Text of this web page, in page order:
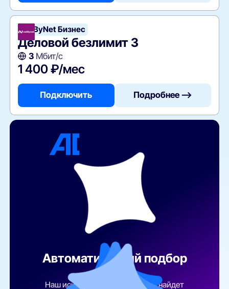
NetByNet Бизнес
Деловой безлимит 3
3Мбит/с
1 400 ₽/мес
Подключить Подробнее —>
Автоматический подбор
тарифа
Наш искусственный интеллект найдет